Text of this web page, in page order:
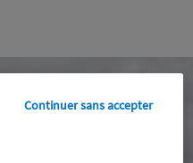
Continuer sans accepter